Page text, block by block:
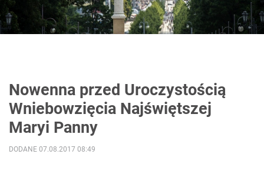
Nowenna przed Uroczystością
Wniebowzięcia Najświętszej
Maryi Panny
DODANE 07.08.2017 08:49